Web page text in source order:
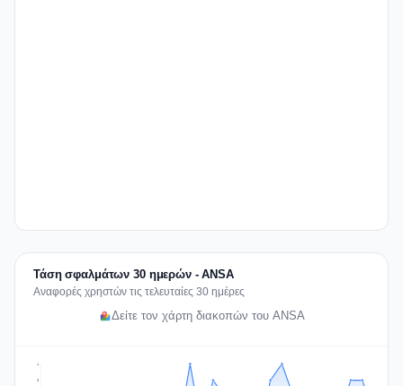
Τάση σφαλμάτων 30 ημερών - ANSA
Αναφορές χρηστών τις τελευταίες 30 ημέρες
Δείτε τον χάρτη διακοπών του ANSA
3
4